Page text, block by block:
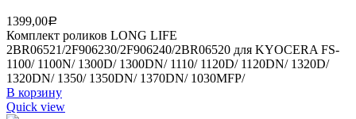
1399,00Р
Комплект роликов LONG LIFE
2BR06521/2F906230/2F906240/2BR06520 для KYOCERA FS-
1100/ 1100N/ 1300D/ 1300DN/ 1110/ 1120D/ 1120DN/ 1320D/
1320DN/ 1350/ 1350DN/ 1370DN/ 1030MFP/
В корзину
Quick view